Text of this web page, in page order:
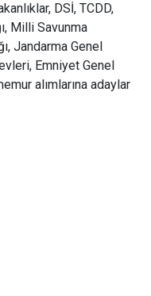
DSİ, TCDD,
Milli Savunma
Jandarma Genel
Emniyet Genel
alımlarına adaylar